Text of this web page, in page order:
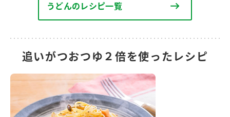
うどんのレシピ一覧
追いがつおつゆ２倍を使ったレシピ